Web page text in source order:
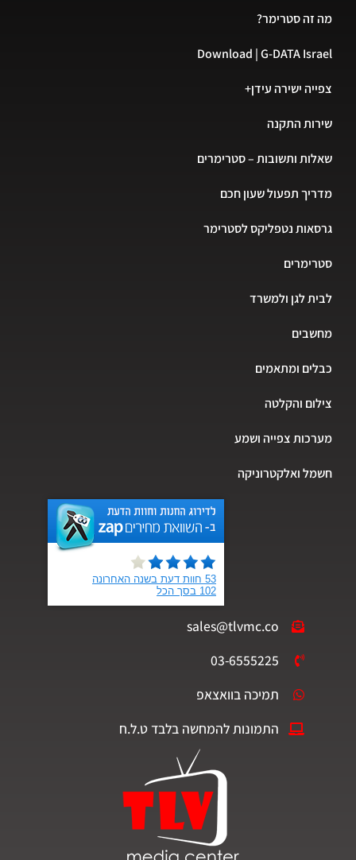
מה זה סטרימר?
Download | G-DATA Israel
צפייה ישירה עידן+
שירות התקנה
שאלות ותשובות – סטרימרים
מדריך תפעול שעון חכם
גרסאות נטפליקס לסטרימר
סטרימרים
לבית לגן ולמשרד
מחשבים
כבלים ומתאמים
צילום והקלטה
מערכות צפייה ושמע
חשמל ואלקטרוניקה
sales@tlvmc.co
03-6555225
תמיכה בוואצאפ
התמונות להמחשה בלבד ט.ל.ח